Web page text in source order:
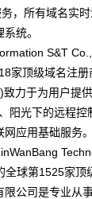
，所有域名实
统。
S&T
顶级域名注册
力于为用户提
阳光下的远程控
应用基础服务。
球第1525家顶
公司是专业从